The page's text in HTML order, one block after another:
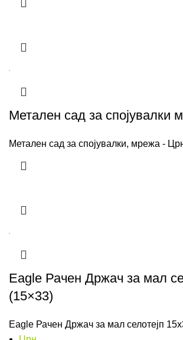
Метален сад за спојувалки
Метален сад за спојувалки, мрежа -
Eagle Рачен Држач за мал
(15×33)
Eagle Рачен Држач за мал селотејп